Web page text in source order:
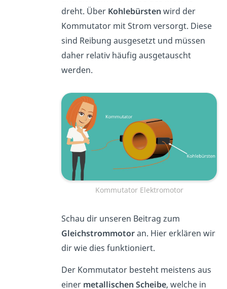
dreht. Über Kohlebürsten wird der
Kommutator mit Strom versorgt. Diese
sind Reibung ausgesetzt und müssen
daher relativ häufig ausgetauscht
werden.
Kommutator Elektromotor
Schau dir unseren Beitrag zum
Gleichstrommotoran. Hier erklären wir
dir wie dies funktioniert.
Der Kommutator besteht meistens aus
einer metallischen Scheibe, welche in